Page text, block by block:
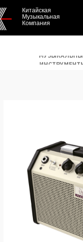
Китайская
Музыкальная
Компания